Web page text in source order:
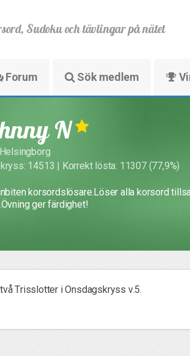
Sudoku och tävlingar på nätet
Forum Sök medlem
N
14513 | Korrekt lösta: 11307 (77,9%)
korsordslösare.Löser alla korsord
ger färdighet!
Trisslotter i Onsdagskryss v.5.